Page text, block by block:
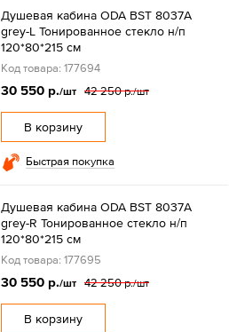
Душевая кабина ODA BST 8037A
grey-L Тонированное стекло н/п
120*80*215 см
Код товара: 177694
30 550 р./шт 42 250 р./шт
В корзину
Быстрая покупка
Душевая кабина ODA BST 8037A
grey-R Тонированное стекло н/п
120*80*215 см
Код товара: 177695
30 550 р./шт 42 250 р./шт
В корзину